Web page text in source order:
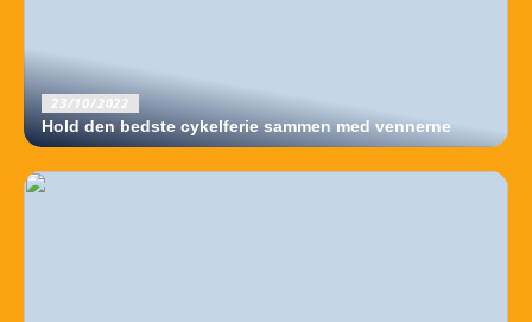
23/10/2022
Hold den bedste cykelferie sammen med vennerne